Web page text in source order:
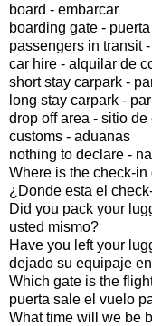
board - embarcar
boarding gate -
passengers in transit
car hire - alquilar de
short stay carpark -
long stay carpark -
drop off area - sitio
customs - aduanas
nothing to declare -
Where is the check-
¿Donde esta el
Did you pack your
usted mismo?
Have you left your
dejado su equipaje
Which gate is the
puerta sale el vuelo
What time will we be